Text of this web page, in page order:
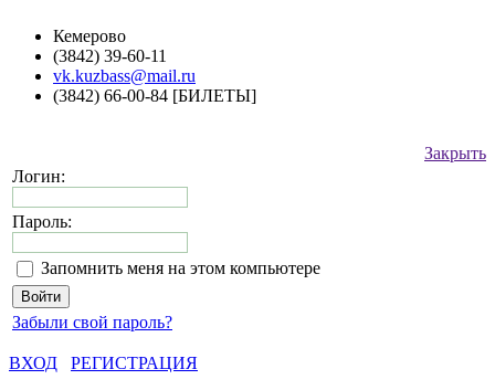
Кемерово
(3842) 39-60-11
vk.kuzbass@mail.ru
(3842) 66-00-84 [БИЛЕТЫ]
Закрыть
Логин:
Пароль:
Запомнить меня на этом компьютере
Забыли свой пароль?
ВХОД
РЕГИСТРАЦИЯ